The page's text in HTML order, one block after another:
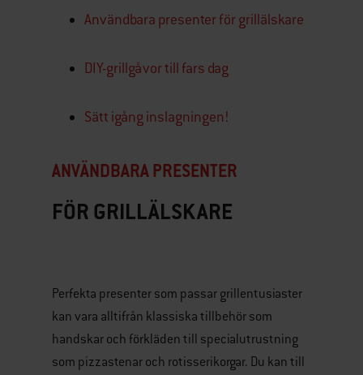
Användbara presenter för grillälskare
DIY-grillgåvor till fars dag
Sätt igång inslagningen!
ANVÄNDBARA PRESENTER
FÖR GRILLÄLSKARE
Perfekta presenter som passar grillentusiaster
kan vara alltifrån klassiska tillbehör som
handskar och förkläden till specialutrustning
som pizzastenar och rotisserikorgar. Du kan till